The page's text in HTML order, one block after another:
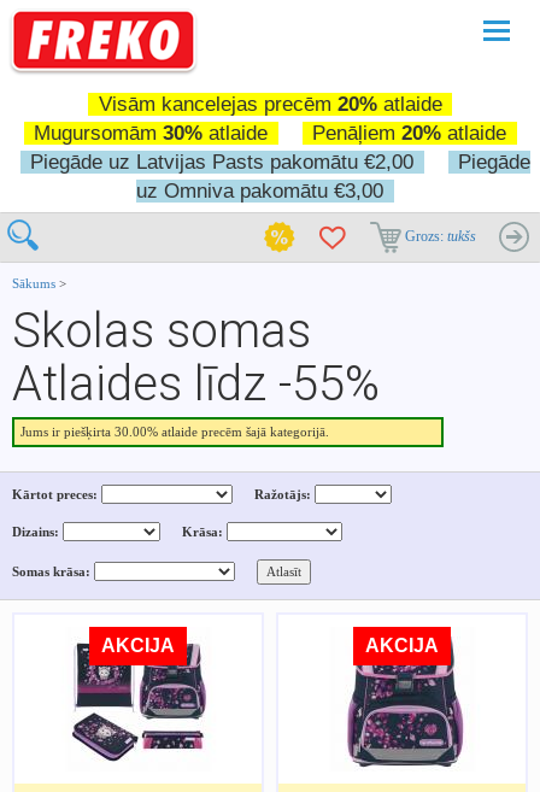
Visām kancelejas precēm 20%atlaide
Mugursomām 30% atlaide Penāļiem 20% atlaide
Piegāde uz Latvijas Pasts pakomātu €2,00
Piegāde
uz Omniva pakomātu €3,00
Grozs: tukšs
Sākums >
Skolas somas
Atlaides līdz -55%
Jums ir piešķirta 30.00% atlaide precēm šajā kategorijā.
Kārtot preces: Ražotājs:
Dizains: Krāsa:
Somas krāsa:
AKCIJA AKCIJA